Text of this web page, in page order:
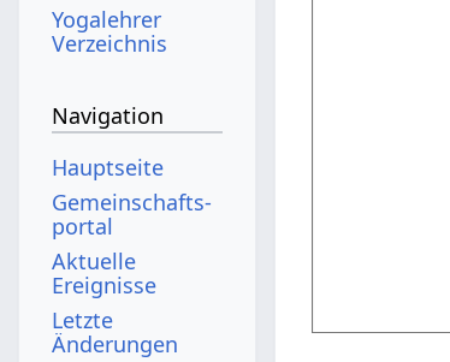
Yogalehrer
Verzeichnis
Navigation
Hauptseite
Gemeinschafts­
portal
Aktuelle
Ereignisse
Letzte
Änderungen